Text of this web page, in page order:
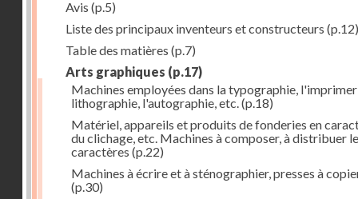
Avis (p.5)
Liste des principaux inventeurs et constructeurs (p.12)
Table des matières (p.7)
Arts graphiques (p.17)
Machines employées dans la typographie,
lithographie, l'autographie, etc. (p.18)
Matériel, appareils et produits de fonderies en
du clichage, etc. Machines à composer, à distribuer
caractères (p.22)
Machines à écrire et à sténographier, presses à
(p.30)